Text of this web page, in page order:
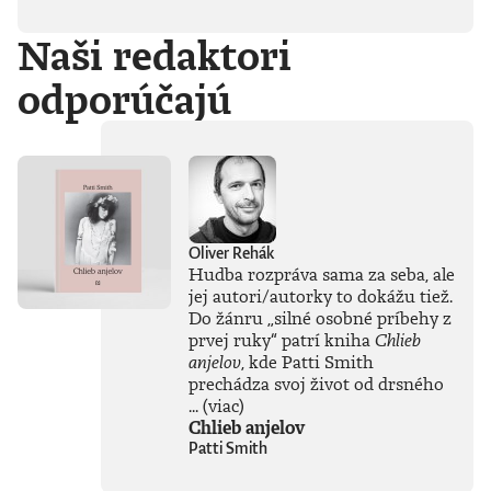
psychické diagnózy,
lásku, násilie,
rómstvo, working
class, anarchizmus,
okultizmus,
fašizmus, revolúciu,
imagináciu, Garáže,
gitaru, klavír,
mamu, otca aj
brata.Štyri
medzihry vo forme
posluchových
jukeboxov testujú
Denisov hudobný
rozhľad. Body
pozbiera takmer za
všetko.Za rozhovor
s Denisom Bangom
o Beatles, ktorý je
Naši redaktori
odporúčajú
Oliver Rehák
Hudba rozpráva sama za seba, ale
jej autori/autorky to dokážu tiež.
Do žánru „silné osobné príbehy z
prvej ruky“patrí knihaChlieb
anjelov, kde Patti Smith
prechádza svoj život od drsného
...(viac)
Chlieb anjelov
Patti Smith